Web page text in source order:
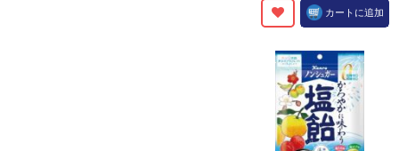
カートに追加